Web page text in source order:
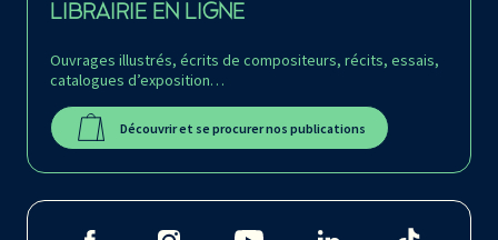
LIBRAIRIE EN LIGNE
Ouvrages illustrés, écrits de compositeurs, récits, essais,
catalogues d’exposition…
Découvrir et se procurer nos publications